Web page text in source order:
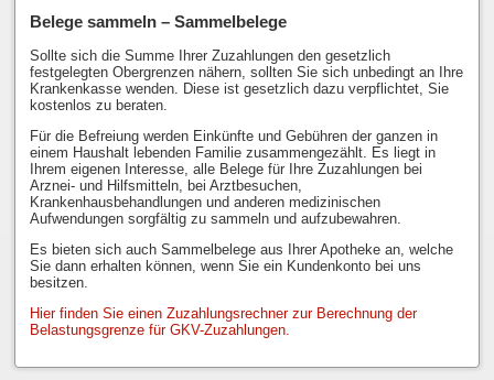
Belege sammeln – Sammelbelege
Sollte sich die Summe Ihrer Zuzahlungen den gesetzlich
festgelegten Obergrenzen nähern, sollten Sie sich unbedingt an Ihre
Krankenkasse wenden. Diese ist gesetzlich dazu verpflichtet, Sie
kostenlos zu beraten.
Für die Befreiung werden Einkünfte und Gebühren der ganzen in
einem Haushalt lebenden Familie zusammengezählt. Es liegt in
Ihrem eigenen Interesse, alle Belege für Ihre Zuzahlungen bei
Arznei- und Hilfsmitteln, bei Arztbesuchen,
Krankenhausbehandlungen und anderen medizinischen
Aufwendungen sorgfältig zu sammeln und aufzubewahren.
Es bieten sich auch Sammelbelege aus Ihrer Apotheke an, welche
Sie dann erhalten können, wenn Sie ein Kundenkonto bei uns
besitzen.
Hier finden Sie einen Zuzahlungsrechner zur Berechnung der
Belastungsgrenze für GKV-Zuzahlungen.